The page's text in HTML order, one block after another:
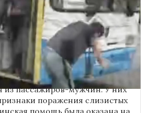
в
Telegram-канале
, неизвестный
сначала вступил в перепалку
поссорился с другими
конфликта он достал
и распылил его в салоне.
данным, пострадали
из пассажиров-мужчин. У них
поражения слизистых
помощь была оказана на